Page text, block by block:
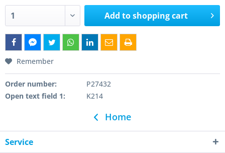
Add toshopping cart
Remember
Order number:
P27432
Open text field 1:
K214
Home
Service